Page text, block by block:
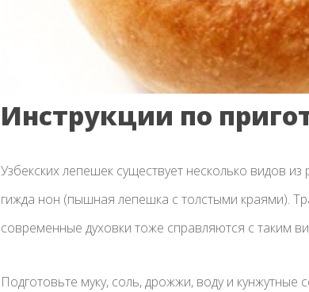
Инструкции по
Узбекских лепешек существует несколько видов
гижда нон (пышная лепешка с толстыми краями).
современные духовки тоже справляются с таким
Подготовьте муку, соль, дрожжи, воду и кунжутные